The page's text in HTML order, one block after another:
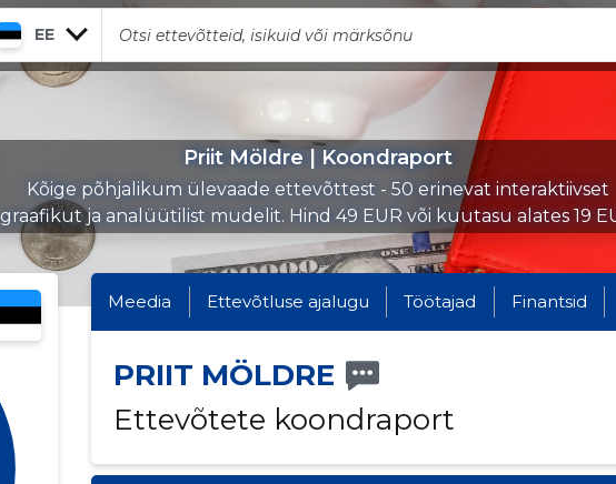
EE
Priit Möldre | Koondraport
Kõige põhjalikum ülevaade ettevõttest - 50 erinevat interaktiivset
graafikut ja analüütilist mudelit. Hind 49 EUR või kuutasu alates 19
Meedia Ettevõtluse ajalugu Töötajad Finantsid
PRIIT MÖLDRE
Ettevõtete koondraport